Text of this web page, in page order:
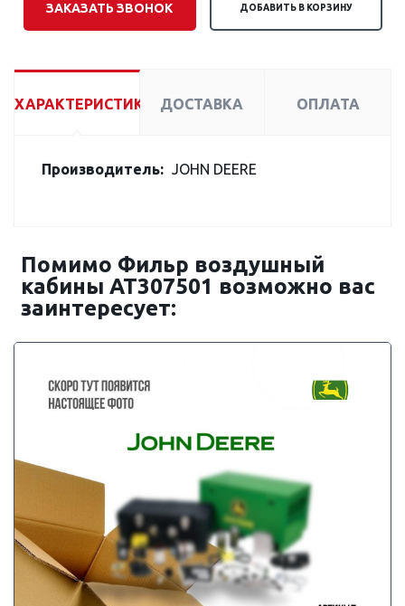
ЗАКАЗАТЬ ЗВОНОК ДОБАВИТЬ В КОРЗИНУ
ХАРАКТЕРИСТИКИ ДОСТАВКА ОПЛАТА
Производитель: JOHN DEERE
Помимо Фильр воздушный
кабины AT307501 возможно вас
заинтересует: